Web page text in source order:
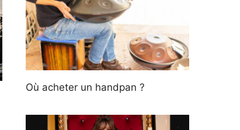
Où acheter un handpan ?